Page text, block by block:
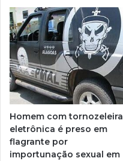
Homem com tornozeleira
eletrônica é preso em
flagrante por
importunação sexual em